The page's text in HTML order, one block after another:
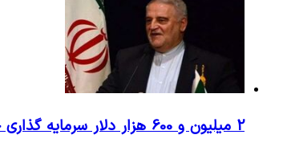
2 میلیون و 600 هزار دلار سرمایه گذاری خارجی در گلستان